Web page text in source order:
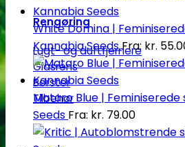
Rengøring
Lugt- og duftfjernere
Glasrens
Børster
Tilbehør
White Domina |
Kannabia SeedsFra: kr.
Mataro Blue |
Seeds Fra: kr. 79.00